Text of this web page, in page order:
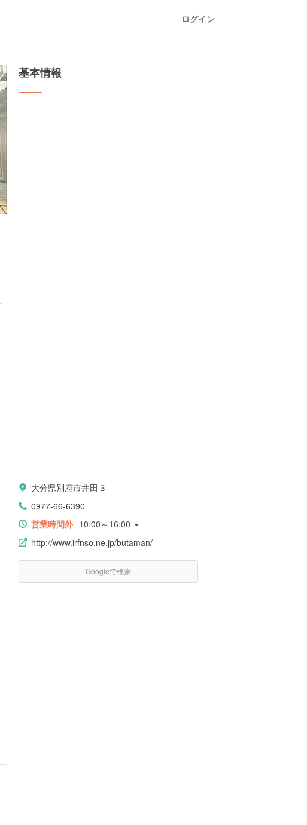
ログイン
基本情報
大分県別府市井田３
0977-66-6390
営業時間外 10:00～16:00
http://www.irfnso.ne.jp/butaman/
Googleで検索